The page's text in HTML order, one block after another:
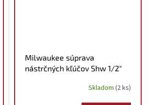
Milwaukee súprava
nástrčných kľúčov Shw 1/2"
Skladom (2 ks)